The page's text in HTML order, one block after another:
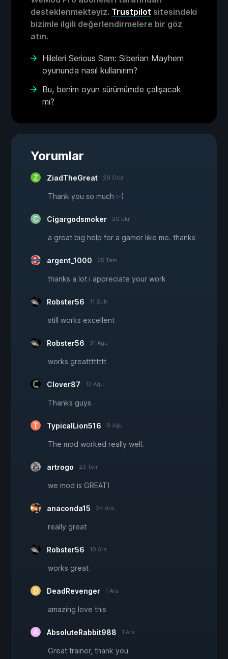
desteklenmekteyiz. Trustpilot sitesindeki
bizimle ilgili değerlendirmelere bir göz
atın.
Hileleri Serious Sam: Siberian Mayhem
oyununda nasıl kullanırım?
Bu, benim oyun sürümümde çalışacak
mı?
Yorumlar
ZiadTheGreat 29 Oca
Thank you so much :-)
Cigargodsmoker 20 Eki
a great big help for a gamer like me. thanks
argent_1000 25 Tem
thanks a lot i appreciate your work
Robster56 11 Şub
still works excellent
Robster56 31 Ağu
works greatttttttt
Clover87 12 Ağu
Thanks guys
TypicalLion516 9 Ağu
The mod worked really well.
artrogo 23 Tem
we mod is GREAT!
anaconda15 24 Ara
really great
Robster56 10 Ara
works great
DeadRevenger 1 Ara
amazing love this
AbsoluteRabbit988 1 Ara
Great trainer, thank you